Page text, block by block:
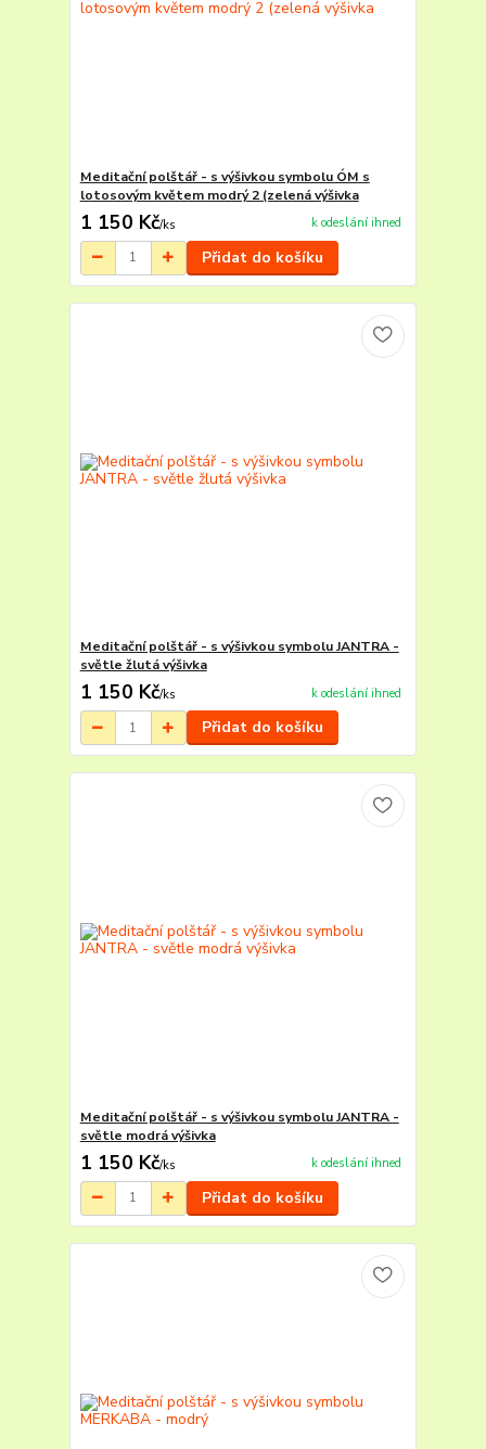
Meditační polštář - s výšivkou symbolu ÓM s
lotosovým květem modrý 2 (zelená výšivka
1 150 Kč/ks k odeslání ihned
Přidat do košíku
Meditační polštář - s výšivkou symbolu JANTRA -
světle žlutá výšivka
1 150 Kč/ks k odeslání ihned
Přidat do košíku
Meditační polštář - s výšivkou symbolu JANTRA -
světle modrá výšivka
1 150 Kč/ks k odeslání ihned
Přidat do košíku